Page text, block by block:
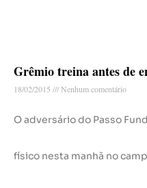
Grêmio treina antes de
18/02/2015 Nenhum comentário
O adversário do Passo
físico nesta manhã no